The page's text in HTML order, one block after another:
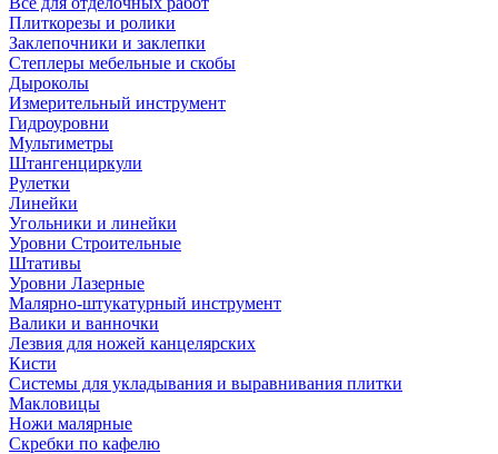
Плиткорезы и ролики
Заклепочники и заклепки
Степлеры мебельные и скобы
Дыроколы
Измерительный инструмент
Гидроуровни
Мультиметры
Штангенциркули
Рулетки
Линейки
Угольники и линейки
Уровни Строительные
Штативы
Уровни Лазерные
Малярно-штукатурный инструмент
Валики и ванночки
Лезвия для ножей канцелярских
Кисти
Системы для укладывания и выравнивания плитки
Макловицы
Ножи малярные
Скребки по кафелю